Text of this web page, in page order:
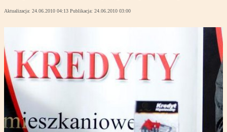
Aktualizacja: 24.06.2010 04:13 Publikacja: 24.06.2010 03:00